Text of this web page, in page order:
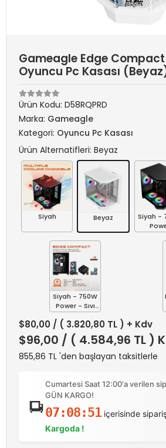
Gameagle Edge Compact
Oyuncu Pc Kasası
Ürün Kodu: D58RQPRD
Marka: Gameagle
Kategori: Oyuncu Pc Kasası
Ürün Alternatifleri: Beyaz
Siyah Beyaz
Siyah -
Siyah - 750W
Power - Sıvı
Soğutmalı
$80,00 / ( 3.820,80 TL ) + Kdv
$96,00 / ( 4.584,96 TL )
855,86 TL 'den başlayan taksitlerle
Cumartesi Saat 12:00'a verilen
GÜN KARGO!
07:08:51içerisinde
Kargoda !